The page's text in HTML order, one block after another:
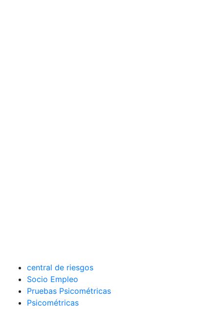
central de riesgos
Socio Empleo
Pruebas Psicométricas
Psicométricas